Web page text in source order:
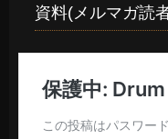
資料(メルマガ読